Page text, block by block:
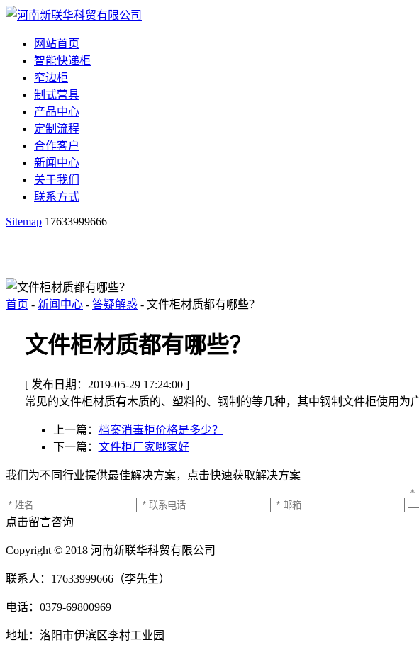
网站首页
智能快递柜
窄边柜
制式营具
产品中心
定制流程
合作客户
新闻中心
关于我们
联系方式
Sitemap 17633999666
首页 - 新闻中心 - 答疑解惑 - 文件柜材质都有哪些？
文件柜材质都有哪些？
[ 发布日期：2019-05-29 17:24:00 ]
常见的文件柜材质有木质的、塑料的、钢制的等几种，其中钢制文件柜使用为
上一篇： 档案消毒柜价格是多少？
下一篇： 文件柜厂家哪家好
我们为不同行业提供最佳解决方案，点击快速获取解决方案
点击留言咨询
Copyright © 2018 河南新联华科贸有限公司
联系人：17633999666（李先生）
电话：0379-69800969
地址：洛阳市伊滨区李村工业园